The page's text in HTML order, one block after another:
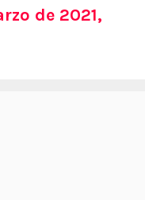
de 2021,